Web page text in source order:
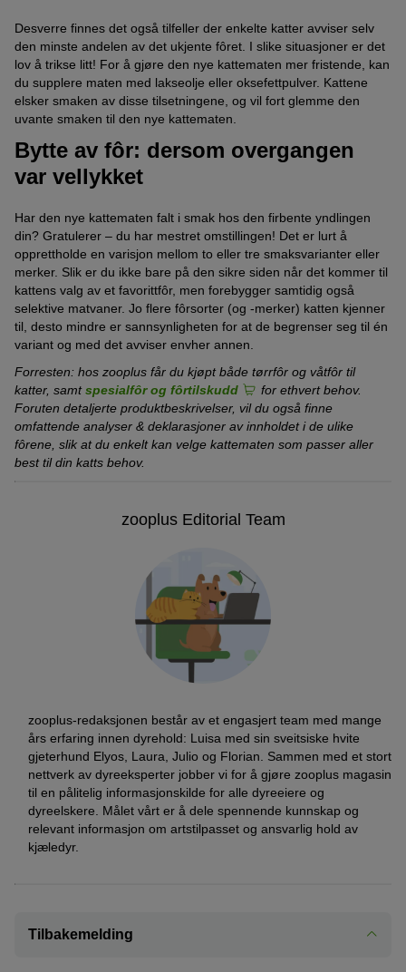
Desverre finnes det også tilfeller der enkelte katter avviser selv
den minste andelen av det ukjente fôret. I slike situasjoner er det
lov å trikse litt! For å gjøre den nye kattematen mer fristende, kan
du supplere maten med lakseolje eller oksefettpulver. Kattene
elsker smaken av disse tilsetningene, og vil fort glemme den
uvante smaken til den nye kattematen.
Bytte av fôr: dersom overgangen
var vellykket
Har den nye kattematen falt i smak hos den firbente yndlingen
din? Gratulerer – du har mestret omstillingen! Det er lurt å
opprettholde en varisjon mellom to eller tre smaksvarianter eller
merker. Slik er du ikke bare på den sikre siden når det kommer til
kattens valg av et favorittfôr, men forebygger samtidig også
selektive matvaner. Jo flere fôrsorter (og -merker) katten kjenner
til, desto mindre er sannsynligheten for at de begrenser seg til én
variant og med det avviser envher annen.
Forresten: hos zooplus får du kjøpt både tørrfôr og våtfôr til
katter, samtspesialfôr og fôrtilskudd
for ethvert behov.
Foruten detaljerte produktbeskrivelser, vil du også finne
omfattende analyser & deklarasjoner av innholdet i de ulike
fôrene, slik at du enkelt kan velge kattematen som passer aller
best til din katts behov.
zooplus Editorial Team
zooplus-redaksjonen består av et engasjert team med mange
års erfaring innen dyrehold: Luisa med sin sveitsiske hvite
gjeterhund Elyos, Laura, Julio og Florian. Sammen med et stort
nettverk av dyreeksperter jobber vi for å gjøre zooplus magasin
til en pålitelig informasjonskilde for alle dyreeiere og
dyreelskere. Målet vårt er å dele spennende kunnskap og
relevant informasjon om artstilpasset og ansvarlig hold av
kjæledyr.
Tilbakemelding